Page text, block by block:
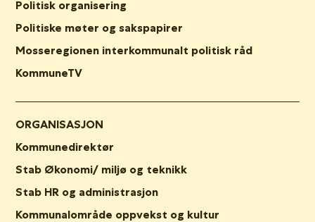
Politisk organisering
Politiske møter og sakspapirer
Mosseregionen interkommunalt politisk råd
KommuneTV
ORGANISASJON
Kommunedirektør
Stab Økonomi/ miljø og teknikk
Stab HR og administrasjon
Kommunalområde oppvekst og kultur